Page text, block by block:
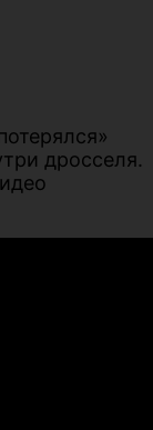
дросселя.